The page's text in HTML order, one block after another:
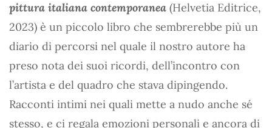
pittura italiana contemporanea (Helvetia Editrice,
2023) è un piccolo libro che sembrerebbe più un
diario di percorsi nel quale il nostro autore ha
preso nota dei suoi ricordi, dell’incontro con
l’artista e del quadro che stava dipingendo.
Racconti intimi nei quali mette a nudo anche sé
stesso, e ci regala emozioni personali e ancora di